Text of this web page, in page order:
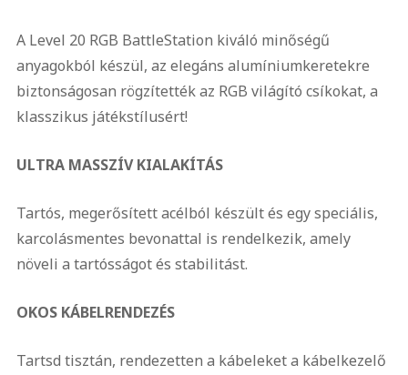
A Level 20 RGB BattleStation kiváló minőségű
anyagokból készül, az elegáns alumíniumkeretekre
biztonságosan rögzítették az RGB világító csíkokat, a
klasszikus játékstílusért!
ULTRA MASSZÍV KIALAKÍTÁS
Tartós, megerősített acélból készült és egy speciális,
karcolásmentes bevonattal is rendelkezik, amely
növeli a tartósságot és stabilitást.
OKOS KÁBELRENDEZÉS
Tartsd tisztán, rendezetten a kábeleket a kábelkezelő